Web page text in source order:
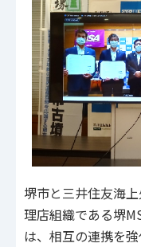
堺市と三井住友海
理店組織である堺
は、相互の連携を